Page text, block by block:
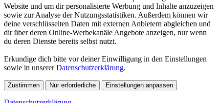
Website und um dir personalisierte Werbung und Inhalte anzuzeigen
sowie zur Analyse der Nutzungsstatistiken. Außerdem können wir
deine verschlüsselten Daten mit externen Anbietern abgleichen und
dir über deren Online-Werbekanäle Angebote anzeigen, nur wenn
du deren Dienste bereits selbst nutzt.
Erkundige dich bitte vor deiner Einwilligung in den Einstellungen
sowie in unsererDatenschutzerklärung.
Zustimmen Nur erforderliche Einstellungen anpassen